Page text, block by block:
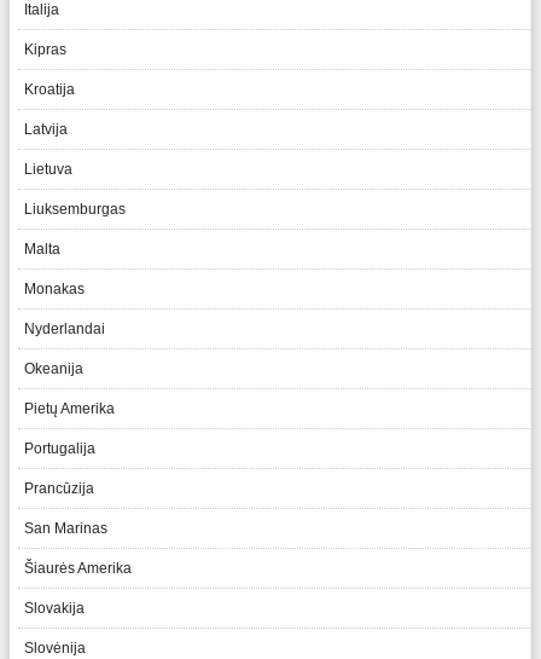
Italija
Kipras
Kroatija
Latvija
Lietuva
Liuksemburgas
Malta
Monakas
Nyderlandai
Okeanija
Pietų Amerika
Portugalija
Prancūzija
San Marinas
Šiaurės Amerika
Slovakija
Slovėnija